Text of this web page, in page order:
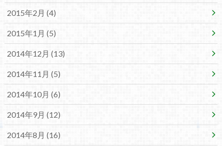
2015年2月 (4)
2015年1月 (5)
2014年12月 (13)
2014年11月 (5)
2014年10月 (6)
2014年9月 (12)
2014年8月 (16)